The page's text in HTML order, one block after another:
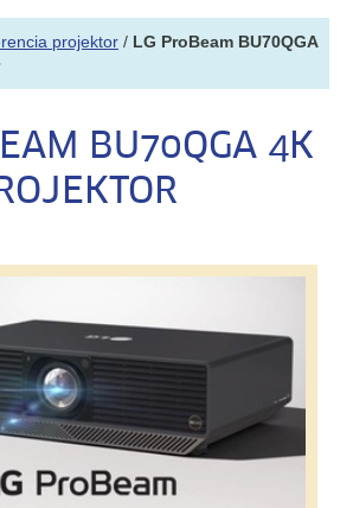
projektor / LG ProBeam BU70QGA
BU70QGA 4K